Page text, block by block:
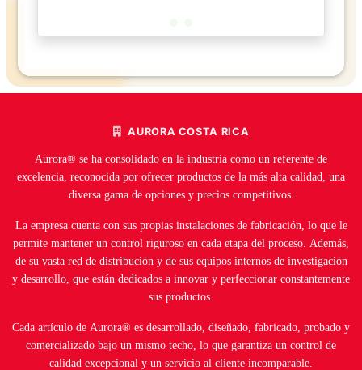
AURORA COSTA RICA
Aurora® se ha consolidado en la industria como un referente de
excelencia, reconocida por ofrecer productos de la más alta calidad, una
diversa gama de opciones y precios competitivos.
La empresa cuenta con sus propias instalaciones de fabricación, lo que le
permite mantener un control riguroso en cada etapa del proceso. Además,
de su vasta red de distribución y de sus equipos internos de investigación
y desarrollo, que están dedicados a innovar y perfeccionar constantemente
sus productos.
Cada artículo de Aurora® es desarrollado, diseñado, fabricado, probado y
comercializado bajo un mismo techo, lo que garantiza un control de
calidad excepcional y un servicio al cliente incomparable.